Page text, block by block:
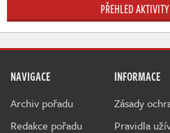
PŘEHLED
NAVIGACE
Archiv pořadu
Redakce pořadu
INFORMACE
Zásady
Pravidla